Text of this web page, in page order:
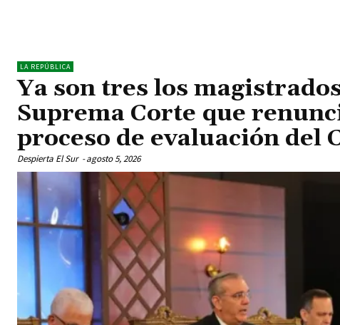
LA REPÚBLICA
Ya son tres los
Suprema Corte que
proceso de evaluación del
Despierta El Sur -agosto 5, 2026